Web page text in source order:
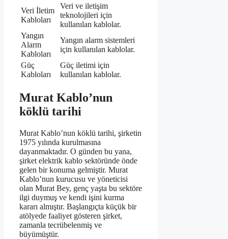
Veri İletim
Kabloları
Veri ve iletişim
teknolojileri için
kullanılan kablolar.
Yangın
Alarm
Kabloları
Yangın alarm sistemleri
için kullanılan kablolar.
Güç
Kabloları
Güç iletimi için
kullanılan kablolar.
Murat Kablo’nun
köklü tarihi
Murat Kablo’nun köklü tarihi, şirketin
1975 yılında kurulmasına
dayanmaktadır. O günden bu yana,
şirket elektrik kablo sektöründe önde
gelen bir konuma gelmiştir. Murat
Kablo’nun kurucusu ve yöneticisi
olan Murat Bey, genç yaşta bu sektöre
ilgi duymuş ve kendi işini kurma
kararı almıştır. Başlangıçta küçük bir
atölyede faaliyet gösteren şirket,
zamanla tecrübelenmiş ve
büyümüştür.